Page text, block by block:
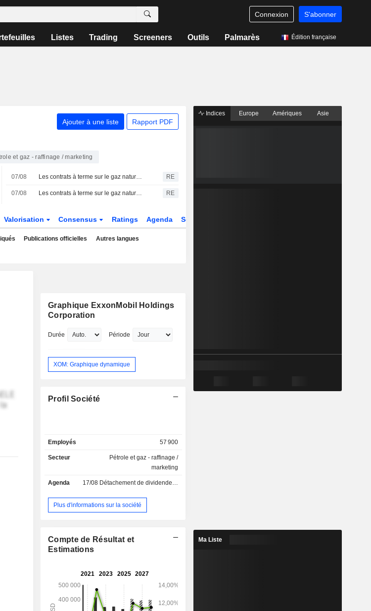
Connexion S'abonner
Listes Trading Screeners Outils Palmarès Édition française
Ajouter à une liste Rapport PDF
et gaz - raffinage / marketing
07/08 Les contrats à terme sur le gaz naturel américain progressent grâce à la hausse des flux d'exportation de GNL RE
07/08 Les contrats à terme sur le gaz naturel américain progressent grâce à la hausse des exportations de GNL RE
Valorisation Consensus Ratings Agenda Secteur
Publications officielles Autres langues
Graphique ExxonMobil Holdings
Corporation
Durée Période
XOM: Graphique dynamique
Profil Société
Employés 57 900
Secteur
Pétrole et gaz - raffinage /
marketing
Agenda 17/08 Détachement de dividende - 1.03 USD
Plus d'informations sur la société
Compte de Résultat et
Estimations
Indices Europe Amériques Asie
Ma Liste